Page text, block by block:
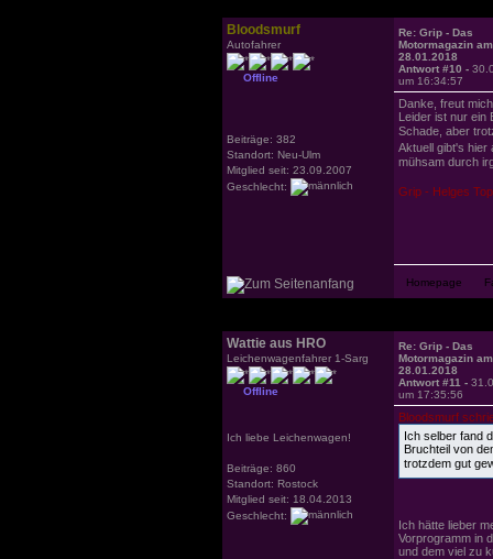
Bloodsmurf
Autofahrer
Offline
Beiträge: 382
Standort: Neu-Ulm
Mitglied seit: 23.09.2007
Geschlecht:
Re: Grip - Das
Motormagazin am
28.01.2018
Antwort #10 -
um 16:34:57
Danke, freut
Leider ist nur ein
Schade, aber
Aktuell gibt's hier
mühsam durch
Grip - Helges
Wattie aus HRO
Leichenwagenfahrer 1-Sarg
Offline
Ich liebe Leichenwagen!
Beiträge: 860
Standort: Rostock
Mitglied seit: 18.04.2013
Geschlecht:
Re: Grip - Das
Motormagazin am
28.01.2018
Antwort #11 -
um 17:35:56
Bloodsmurf
Ich selber fand
Bruchteil von
trotzdem gut
Ich hätte lieber
Vorprogramm in
und dem viel zu